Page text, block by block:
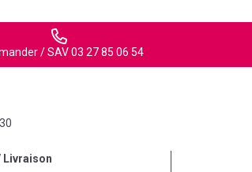
/ SAV 03 27 85 06 54
Livraison